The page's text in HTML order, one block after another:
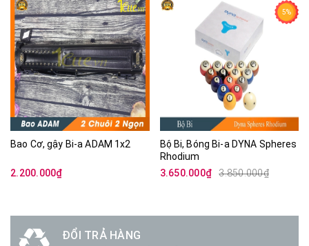
Bao Cơ, gậy Bi-a ADAM 1x2
2.200.000₫
5%
Bộ Bi, Bóng Bi-a DYNA Spheres
Rhodium
3.650.000₫
3.850.000₫
ĐỔI TRẢ HÀNG